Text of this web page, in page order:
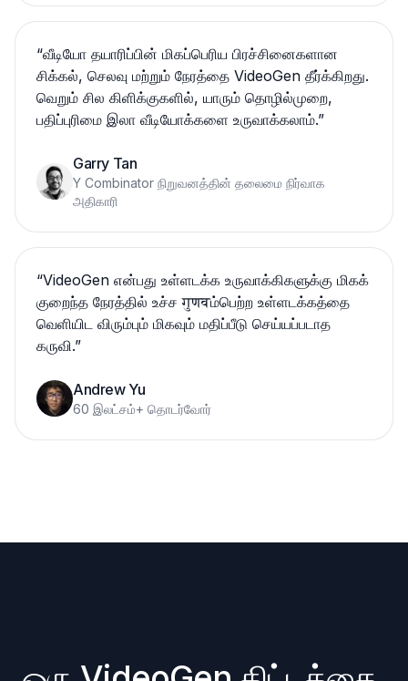
“வீடியோ தயாரிப்பின் மிகப்பெரிய பிரச்சினைகளான
சிக்கல், செலவு மற்றும் நேரத்தை VideoGen தீர்க்கிறது.
வெறும் சில கிளிக்குகளில், யாரும் தொழில்முறை,
பதிப்புரிமை இலா வீடியோக்களை உருவாக்கலாம்.”
Garry Tan
Y Combinator நிறுவனத்தின் தலைமை நிர்வாக
அதிகாரி
“VideoGen என்பது உள்ளடக்க உருவாக்கிகளுக்கு மிகக்
குறைந்த நேரத்தில் உச்ச गुणवம்பெற்ற உள்ளடக்கத்தை
வெளியிட விரும்பும் மிகவும் மதிப்பீடு செய்யப்படாத
கருவி.”
Andrew Yu
60 இலட்சம்+ தொடர்வோர்